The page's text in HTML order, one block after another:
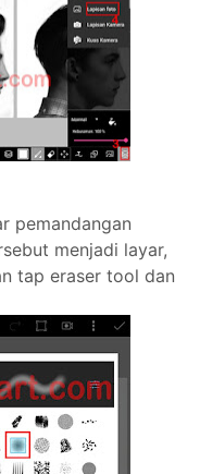
pemandangan
menjadi layar,
tap eraser tool dan